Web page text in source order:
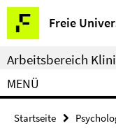
Springe
direkt
zu
Inhalt
Freie
Service-
Navigation
Arbeitsbereich
MENÜ
Startseite